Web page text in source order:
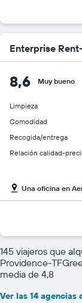
Enterprise
8,6 Muy bueno
Limpieza
Comodidad
Recogida/entrega
Relación calidad-
Una oficina en
145 viajeros que
Providence-
media de 4,8
Ver las 14